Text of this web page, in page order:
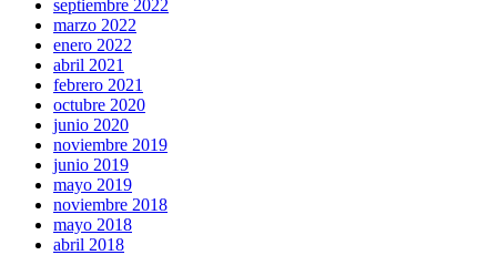
septiembre 2022
marzo 2022
enero 2022
abril 2021
febrero 2021
octubre 2020
junio 2020
noviembre 2019
junio 2019
mayo 2019
noviembre 2018
mayo 2018
abril 2018